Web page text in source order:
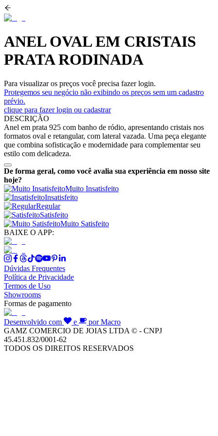
ANEL OVAL EM CRISTAIS
PRATA RODINADA
Para visualizar os preços você precisa fazer login.
Protegemos seu negócio não exibindo os preços sem um cadastro
prévio.
clique para fazer login ou cadastrar
DESCRIÇÃO
Anel em prata 925 com banho de ródio, apresentando cristais nos
formatos oval e retangular, com lateral vazada. Uma peça elegante
que combina sofisticação e modernidade para complementar seu
estilo com delicadeza.
De forma geral, como você avalia sua experiência em nosso site
hoje?
Muito Insatisfeito
Insatisfeito
Regular
Satisfeito
Muito Satisfeito
BAIXE O APP:
Dúvidas Frequentes
Política de Privacidade
Termos de Uso
Showrooms
Formas de pagamento
Desenvolvido com e
por Macro
GAMZ COMERCIO DE JOIAS LTDA © - CNPJ
45.451.832/0001-62
TODOS OS DIREITOS RESERVADOS